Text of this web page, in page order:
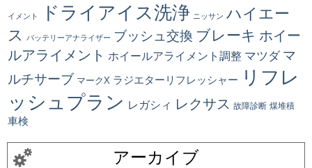
イメント ドライアイス洗浄 ニッサン ハイエー
ス
バッテリーアナライザー ブッシュ交換 ブレーキ ホイー
ルアライメント ホイールアライメント調整 マツダ マ
ルチサーブ マークX ラジエターリフレッシャー
リフレ
ッシュプラン レガシィ レクサス 故障診断 煤堆積
車検
アーカイブ